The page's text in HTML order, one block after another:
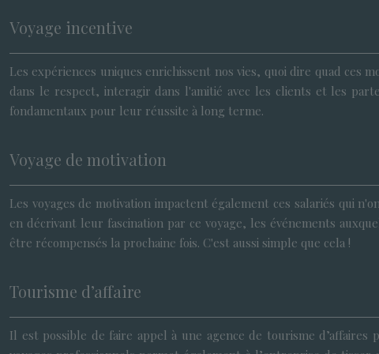
Voyage incentive
Les expériences uniques enrichissent nos vies, quoi dire quad
dans le respect, interagir dans l'amitié avec les clients et les
fondamentaux pour leur réussite à long terme.
Voyage de motivation
Les voyages de motivation impactent également ces salariés qui
en décrivant leur fascination par ce voyage, les événements
être récompensés la prochaine fois. C'est aussi simple que cela !
Tourisme d’affaire
Il est possible de faire appel à une agence de tourisme